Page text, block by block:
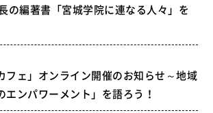
の編著書「宮城学院に連なる人々」を
フェ」オンライン開催のお知らせ～地域
エンパワーメント」を語ろう！